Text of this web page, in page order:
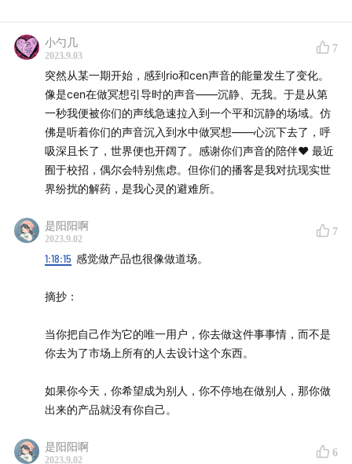
感恩佛法给我力量
感恩遇见的每一个人
感恩遇见的每一件事
感恩 Rio 的支持
感恩收听的你们
Cen 2023.09.01
这趟旅行有很多收获：
在上海的大街小巷重新认识这座城市；
见到了老朋友们依然如故；
在杭州住了两家民宿，学着放过情绪；
和 Cen 一起经历成长，做她的小铃铛。
感谢每一次的动态修行，日日平常，日日是好日。
小勺几
2023.9.03
7
突然从某一期开始，感到rio和cen声音的能量发生了变化。
像是cen在做冥想引导时的声音——沉静、无我。于是从第
一秒我便被你们的声线急速拉入到一个平和沉静的场域。仿
佛是听着你们的声音沉入到水中做冥想——心沉下去了，呼
吸深且长了，世界便也开阔了。感谢你们声音的陪伴❤️ 最近
囿于校招，偶尔会特别焦虑。但你们的播客是我对抗现实世
界纷扰的解药，是我心灵的避难所。
是阳阳啊
2023.9.02
7
1:18:15 感觉做产品也很像做道场。
摘抄：
当你把自己作为它的唯一用户，你去做这件事事情，而不是
你去为了市场上所有的人去设计这个东西。
如果你今天，你希望成为别人，你不停地在做别人，那你做
出来的产品就没有你自己。
是阳阳啊
2023.9.02
6